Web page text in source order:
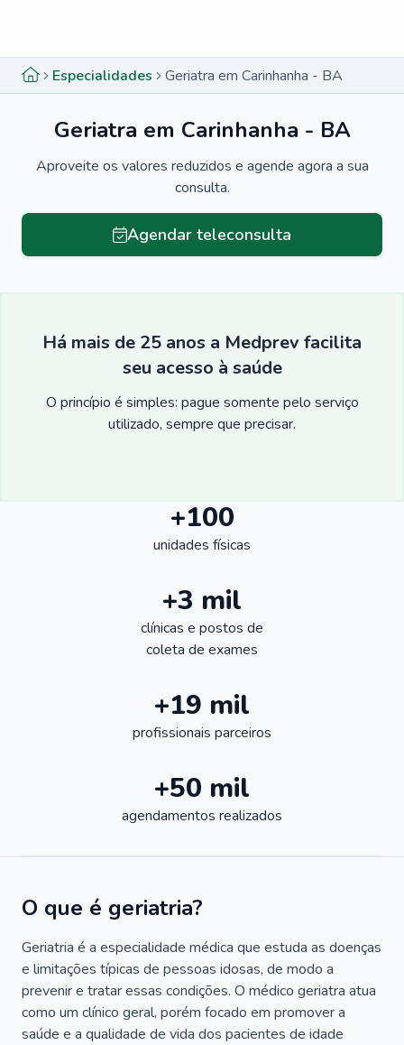
Especialidades Geriatra em Carinhanha - BA
Geriatra em Carinhanha - BA
Aproveite os valores reduzidos e agende agora a sua
consulta.
Agendar teleconsulta
Há mais de 25 anos a Medprev facilita
seu acesso à saúde
O princípio é simples: pague somente pelo serviço
utilizado, sempre que precisar.
+100
unidades físicas
+3 mil
clínicas e postos de
coleta de exames
+19 mil
profissionais parceiros
+50 mil
agendamentos realizados
O que é geriatria?
Geriatria é a especialidade médica que estuda as doenças
e limitações típicas de pessoas idosas, de modo a
prevenir e tratar essas condições. O médico geriatra atua
como um clínico geral, porém focado em promover a
saúde e a qualidade de vida dos pacientes de idade